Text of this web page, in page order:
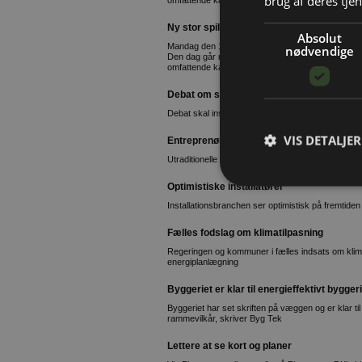
Ny stor spiller går ind i emballagemarkedet
Mandag den 17. april er en ganske særlig dag
Den dag går man nemlig ind i segmentet for
omfattende katalog og en yderst ambitiøs
Debat om skiltning i Herning
Debat skal inspirerer og vejlede bygherre og
Entreprenør tager kunden i hånden
Utraditionelle koncepter skaber travlhed hos
Optimistiske installatører
Installationsbranchen ser optimistisk på fremtiden
Fælles fodslag om klimatilpasning
Regeringen og kommuner i fælles indsats om
energiplanlægning
Byggeriet er klar til energieffektivt byggeri
Byggeriet har set skriften på væggen og er klar
rammevilkår, skriver Byg Tek
Lettere at se kort og planer
Absolut
nødvendige
VIS DETALJER